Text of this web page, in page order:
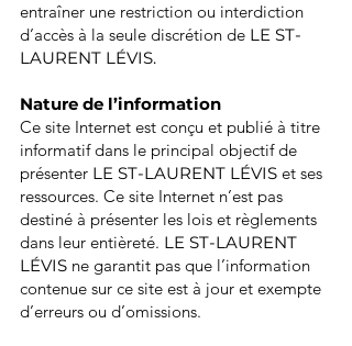
entraîner une restriction ou interdiction
d’accès à la seule discrétion de LE ST-
LAURENT LÉVIS.
Nature de l’information
Ce site Internet est conçu et publié à titre
informatif dans le principal objectif de
présenter LE ST-LAURENT LÉVIS et ses
ressources. Ce site Internet n’est pas
destiné à présenter les lois et règlements
dans leur entièreté. LE ST-LAURENT
LÉVIS ne garantit pas que l’information
contenue sur ce site est à jour et exempte
d’erreurs ou d’omissions.